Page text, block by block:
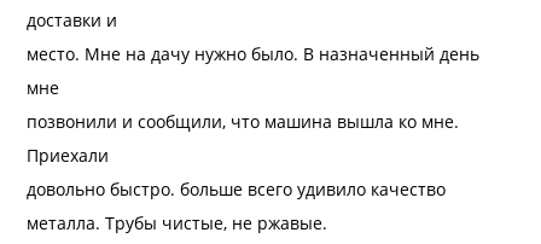
доставки и
место. Мне на дачу нужно было. В назначенный день
мне
позвонили и сообщили, что машина вышла ко мне.
Приехали
довольно быстро. больше всего удивило качество
металла. Трубы чистые, не ржавые.